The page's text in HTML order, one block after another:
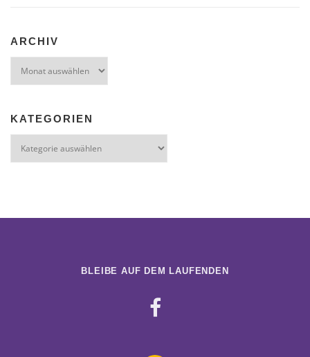
ARCHIV
KATEGORIEN
BLEIBE AUF DEM LAUFENDEN